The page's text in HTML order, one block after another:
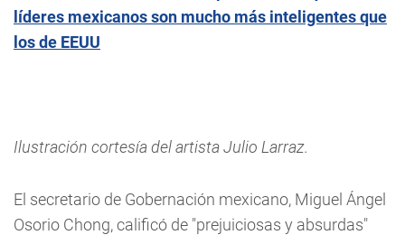
líderes mexicanos son mucho más inteligentes que
los de EEUU
Ilustración cortesía del artista Julio Larraz.
El secretario de Gobernación mexicano, Miguel Ángel
Osorio Chong, calificó de "prejuiciosas y absurdas"